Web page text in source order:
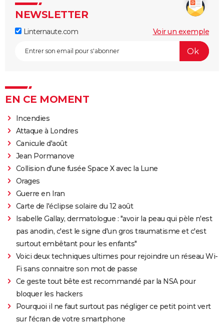
NEWSLETTER
Linternaute.com Voir un exemple
EN CE MOMENT
Incendies
Attaque à Londres
Canicule d'août
Jean Pormanove
Collision d'une fusée Space X avec la Lune
Orages
Guerre en Iran
Carte de l'éclipse solaire du 12 août
Isabelle Gallay, dermatologue : "avoir la peau qui pèle n'est
pas anodin, c'est le signe d'un gros traumatisme et c'est
surtout embêtant pour les enfants"
Voici deux techniques ultimes pour rejoindre un réseau Wi-
Fi sans connaitre son mot de passe
Ce geste tout bête est recommandé par la NSA pour
bloquer les hackers
Pourquoi il ne faut surtout pas négliger ce petit point vert
sur l'écran de votre smartphone